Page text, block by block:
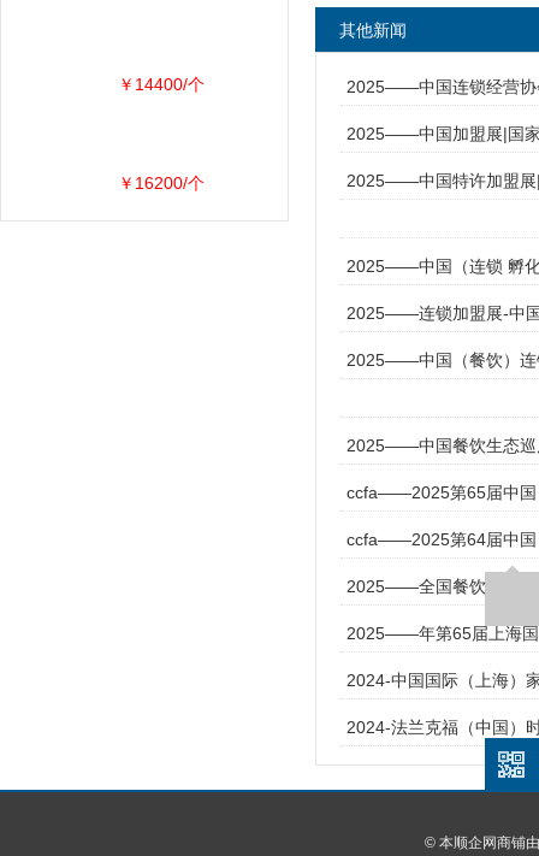
其他新闻
2025——中国连锁经营协
2025——中国加盟展|国
2025——中国特许加盟展
2025——中国（连锁 孵
2025——连锁加盟展-中
2025——中国（餐饮）连
2025——中国餐饮生态巡
ccfa——2025第65届中国
ccfa——2025第64届中国
2025——全国餐饮展-中
2025——年第65届上海国
2024-中国国际（上海）
2024-法兰克福（中国）
￥14400/个
￥16200/个
© 本顺企网商铺由